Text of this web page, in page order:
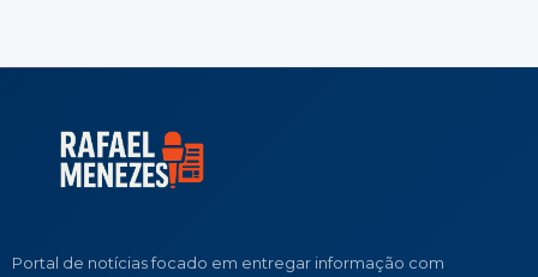
Portal de notícias focado em entregar informação com